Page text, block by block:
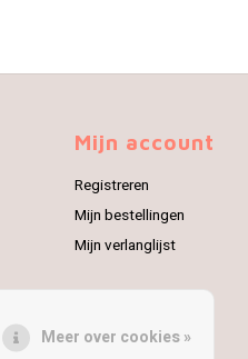
Mijn account
Registreren
Mijn bestellingen
Mijn verlanglijst
Meer over cookies »